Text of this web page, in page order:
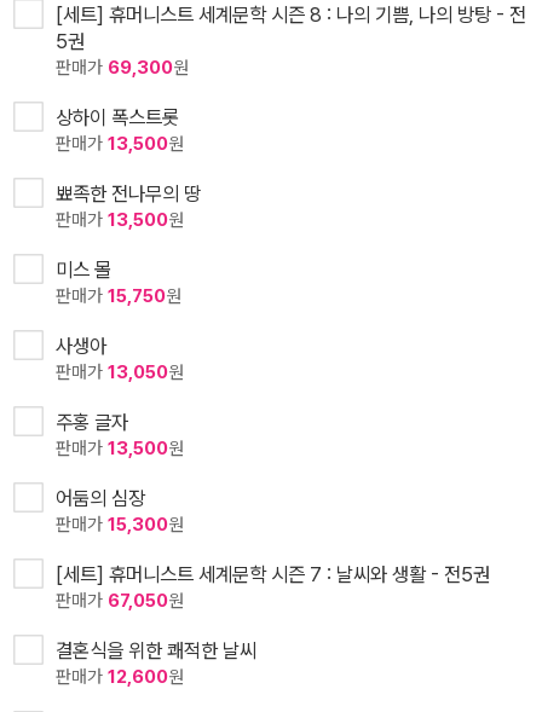
[세트] 휴머니스트 세계문학 시즌 8 : 나의 기쁨, 나의 방탕 - 전
5권
판매가 69,300원
상하이 폭스트롯
판매가 13,500원
뾰족한 전나무의 땅
판매가 13,500원
미스 몰
판매가 15,750원
사생아
판매가 13,050원
주홍 글자
판매가 13,500원
어둠의 심장
판매가 15,300원
[세트] 휴머니스트 세계문학 시즌 7 : 날씨와 생활 - 전5권
판매가 67,050원
결혼식을 위한 쾌적한 날씨
판매가 12,600원